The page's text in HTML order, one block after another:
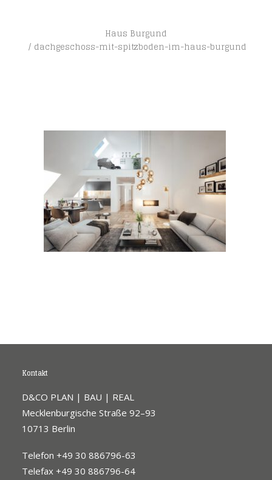
Haus Burgund
dachgeschoss-mit-spitzboden-im-haus-burgund
Kontakt
D&CO PLAN | BAU | REAL
Mecklenburgische Straße 92–93
10713 Berlin
Telefon +49 30 886796-63
Telefax +49 30 886796-64